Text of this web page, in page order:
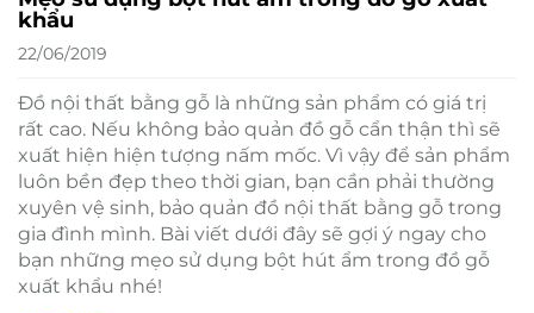
khẩu
22/06/2019
Đồ nội thất bằng gỗ là những sản phẩm có giá trị
rất cao. Nếu không bảo quản đồ gỗ cẩn thận thì sẽ
xuất hiện hiện tượng nấm mốc. Vì vậy để sản phẩm
luôn bền đẹp theo thời gian, bạn cần phải thường
xuyên vệ sinh, bảo quản đồ nội thất bằng gỗ trong
gia đình mình. Bài viết dưới đây sẽ gợi ý ngay cho
bạn những mẹo sử dụng bột hút ẩm trong đồ gỗ
xuất khẩu nhé!